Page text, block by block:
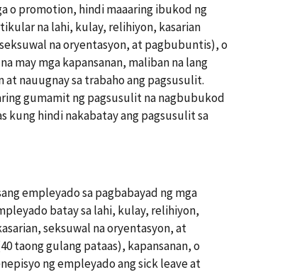
o promotion, hindi maaaring ibukod ng
na lahi, kulay, relihiyon, kasarian
na oryentasyon, at pagbubuntis), o
may mga kapansanan, maliban na lang
nauugnay sa trabaho ang pagsusulit.
gumamit ng pagsusulit na nagbubukod
kung hindi nakabatay ang pagsusulit sa
empleyado sa pagbabayad ng mga
batay sa lahi, kulay, relihiyon,
seksuwal na oryentasyon, at
taong gulang pataas), kapansanan, o
ng empleyado ang sick leave at